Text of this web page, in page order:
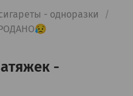
- одноразки
-